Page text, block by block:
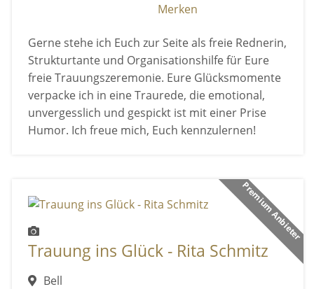
Merken
Gerne stehe ich Euch zur Seite als freie Rednerin,
Strukturtante und Organisationshilfe für Eure
freie Trauungszeremonie. Eure Glücksmomente
verpacke ich in eine Traurede, die emotional,
unvergesslich und gespickt ist mit einer Prise
Humor. Ich freue mich, Euch kennzulernen!
Premium Anbieter
Trauung ins Glück - Rita Schmitz
Bell